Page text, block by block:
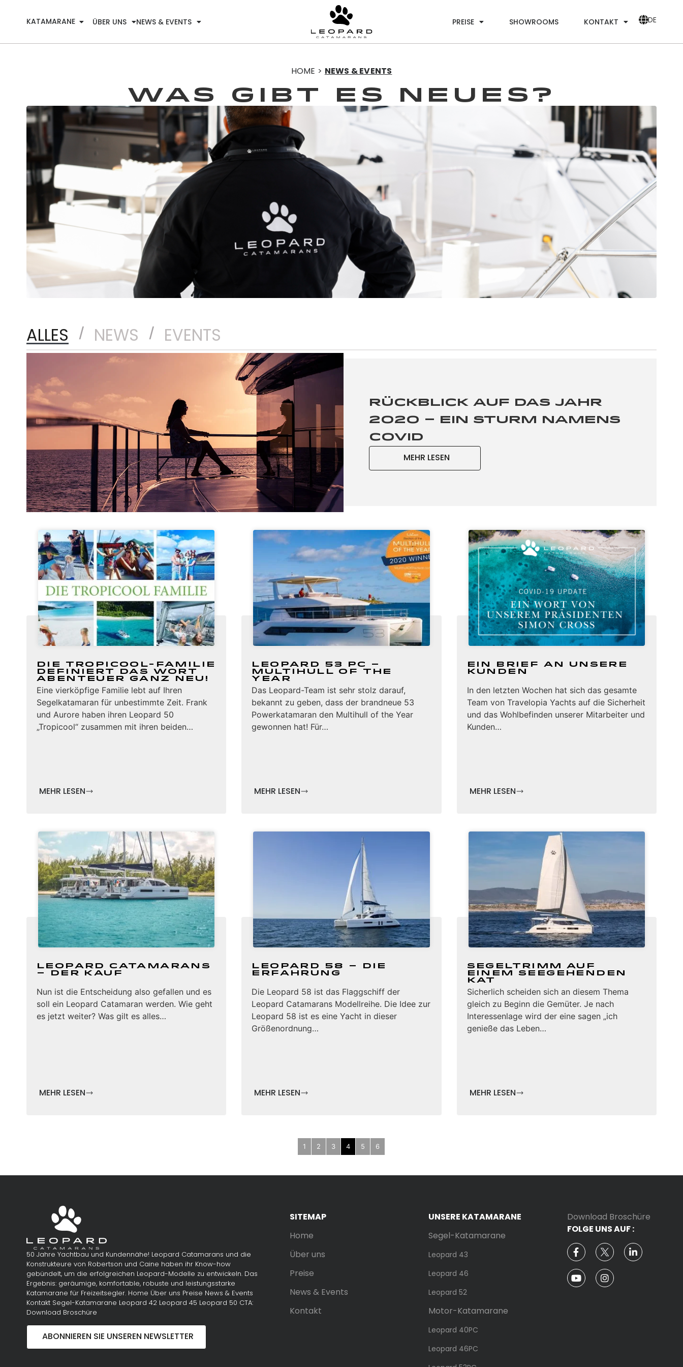
KATAMARANE ÜBER UNS NEWS & EVENTS PREISE SHOWROOMS KONTAKT DE
HOME > NEWS & EVENTS
WAS GIBT ES NEUES?
ALLES NEWS EVENTS
Rückblick auf das Jahr
2020 – Ein Sturm namens
Covid
MEHR LESEN
Die Tropicool-Familie
definiert das Wort
Abenteuer ganz neu!
Eine vierköpfige Familie lebt auf Ihren
Segelkatamaran für unbestimmte Zeit. Frank
und Aurore haben ihren Leopard 50
„Tropicool“ zusammen mit ihren beiden…
MEHR LESEN
Leopard 53 PC –
Multihull of the
Year
Das Leopard-Team ist sehr stolz darauf,
bekannt zu geben, dass der brandneue 53
Powerkatamaran den Multihull of the Year
gewonnen hat! Für…
MEHR LESEN
Ein Brief an unsere
Kunden
In den letzten Wochen hat sich das gesamte
Team von Travelopia Yachts auf die Sicherheit
und das Wohlbefinden unserer Mitarbeiter und
Kunden…
MEHR LESEN
Leopard Catamarans
– Der Kauf
Nun ist die Entscheidung also gefallen und es
soll ein Leopard Catamaran werden. Wie geht
es jetzt weiter? Was gilt es alles…
MEHR LESEN
Leopard 58 – Die
Erfahrung
Die Leopard 58 ist das Flaggschiff der
Leopard Catamarans Modellreihe. Die Idee zur
Leopard 58 ist es eine Yacht in dieser
Größenordnung…
MEHR LESEN
Segeltrimm auf
einem seegehenden
Kat
Sicherlich scheiden sich an diesem Thema
gleich zu Beginn die Gemüter. Je nach
Interessenlage wird der eine sagen „ich
genieße das Leben…
MEHR LESEN
1 2 3 4 5 6
50 Jahre Yachtbau und Kundennähe! Leopard Catamarans und die
Konstrukteure von Robertson und Caine haben ihr Know-how
gebündelt, um die erfolgreichen Leopard-Modelle zu entwickeln. Das
Ergebnis: geräumige, komfortable, robuste und leistungsstarke
Katamarane für Freizeitsegler. Home Über uns Preise News & Events
Kontakt Segel-Katamarane Leopard 42 Leopard 45 Leopard 50 CTA:
Download Broschüre
ABONNIEREN SIE UNSEREN NEWSLETTER
SITEMAP
Home
Über uns
Preise
News & Events
Kontakt
UNSERE KATAMARANE
Segel-Katamarane
Leopard 43
Leopard 46
Leopard 52
Motor-Katamarane
Leopard 40PC
Leopard 46PC
Download Broschüre
FOLGE UNS AUF :